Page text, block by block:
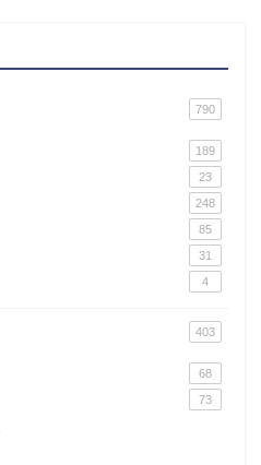
790
189
23
248
85
31
4
403
68
73